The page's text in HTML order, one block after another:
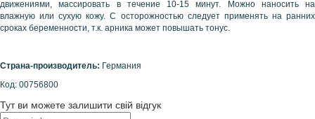
движениями, массировать в течение 10-15 минут. Можно наносить на
влажную или сухую кожу. С осторожностью следует применять на ранних
сроках беременности, т.к. арника может повышать тонус.
Страна-производитель: Германия
Код: 00756800
Тут ви можете залишити свій відгук